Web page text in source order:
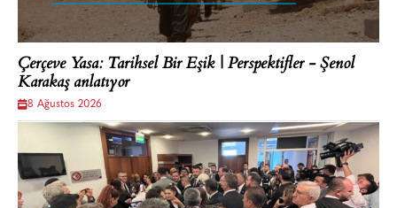
Çerçeve Yasa: Tarihsel Bir Eşik | Perspektifler - Şenol
Karakaş anlatıyor
8 Ağustos 2026